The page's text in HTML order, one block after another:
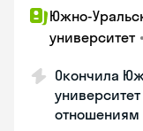
Южно-
университет •
Окончила
отношениям